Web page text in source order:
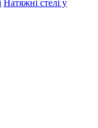
Натяжні стелі у